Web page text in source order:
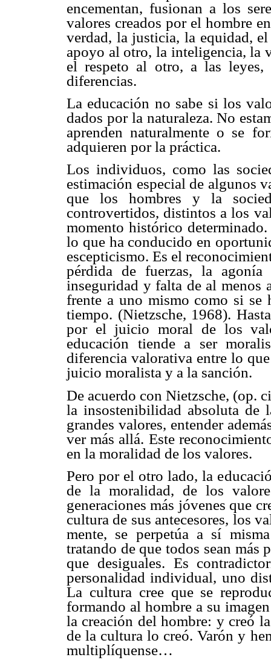
encementan, fusionan a los
valores creados por el hombre
verdad, la justicia, la equidad,
apoyo al otro, la inteligencia, la
el respeto al otro, a las
diferencias.
La educación no sabe si los
dados por la naturaleza. No
aprenden naturalmente o se
adquieren por la práctica.
Los individuos, como las
estimación especial de algunos
que los hombres y la
controvertidos, distintos a los
momento histórico
lo que ha conducido en
escepticismo. Es el
pérdida de fuerzas, la
inseguridad y falta de al menos
frente a uno mismo como si se
tiempo. (Nietzsche, 1968).
por el juicio moral de los
educación tiende a ser
diferencia valorativa entre lo
juicio moralista y a la sanción.
De acuerdo con Nietzsche, (op.
la insostenibilidad absoluta de
grandes valores, entender
ver más allá. Este
en la moralidad de los valores.
Pero por el otro lado, la
de la moralidad, de los
generaciones más jóvenes que
cultura de sus antecesores, los
mente, se perpetúa a sí
tratando de que todos sean más
que desiguales. Es
personalidad individual, uno
La cultura cree que se
formando al hombre a su
la creación del hombre: y creó
de la cultura lo creó. Varón y
multiplíquense…